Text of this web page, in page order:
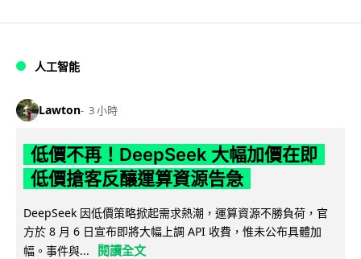
人工智能
Lawton 3 小時
低價不再！DeepSeek 大幅加價在即
低價搶客反釀運算資源告急
DeepSeek 因低價策略掀起需求熱潮，運算資源不勝負荷，官
方於 8 月 6 日宣布即將大幅上調 API 收費，惟未公布具體加
幅。事件與...
閱讀全文